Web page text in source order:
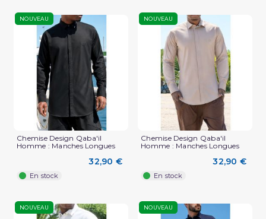
NOUVEAU
Chemise Design Qaba'il
Homme : Manches Longues
32,90 €
En stock
NOUVEAU
Chemise Design Qaba'il
Homme : Manches Longues
32,90 €
En stock
NOUVEAU NOUVEAU